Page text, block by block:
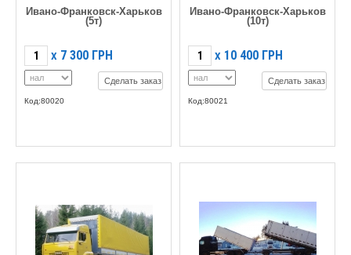
Ивано-Франковск-Харьков
(5т)
X 7 300 ГРН
Сделать заказ
Код:80020
Ивано-Франковск-Харьков
(10т)
X 10 400 ГРН
Сделать заказ
Код:80021